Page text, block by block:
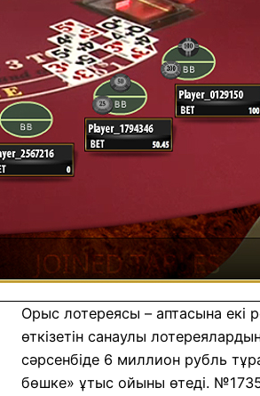
Орыс лотереясы – аптасына екі
өткізетін санаулы лотереялардың
сәрсенбіде 6 миллион рубль
бөшке» ұтыс ойыны өтеді.